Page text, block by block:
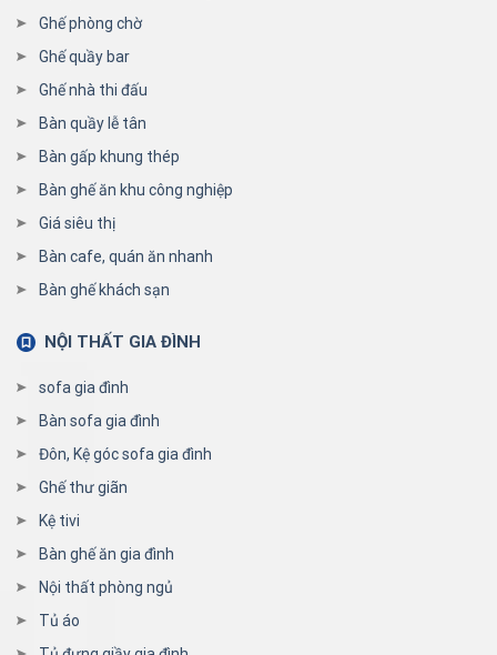
Ghế phòng chờ
Ghế quầy bar
Ghế nhà thi đấu
Bàn quầy lễ tân
Bàn gấp khung thép
Bàn ghế ăn khu công nghiệp
Giá siêu thị
Bàn cafe, quán ăn nhanh
Bàn ghế khách sạn
NỘI THẤT GIA ĐÌNH
sofa gia đình
Bàn sofa gia đình
Đôn, Kệ góc sofa gia đình
Ghế thư giãn
Kệ tivi
Bàn ghế ăn gia đình
Nội thất phòng ngủ
Tủ áo